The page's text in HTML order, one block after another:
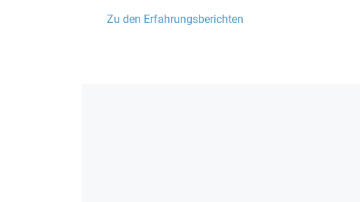
Zu den Erfahrungsberichten